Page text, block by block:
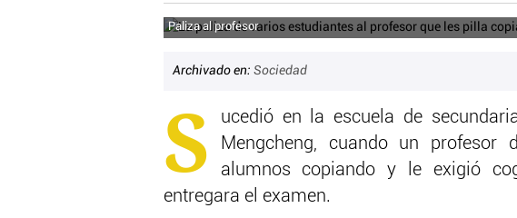
Paliza al profesor
Archivado en: Sociedad
S
ucedió en la escuela de
Mengcheng, cuando un
alumnos copiando y le exigió
entregara el examen.